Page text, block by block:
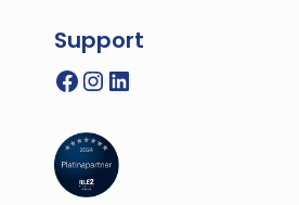
Support
Facebook
Instagram
LinkedIn